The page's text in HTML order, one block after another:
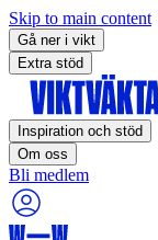
Skip to main content
Gå ner i vikt
Extra stöd
Inspiration och stöd
Om oss
Bli medlem